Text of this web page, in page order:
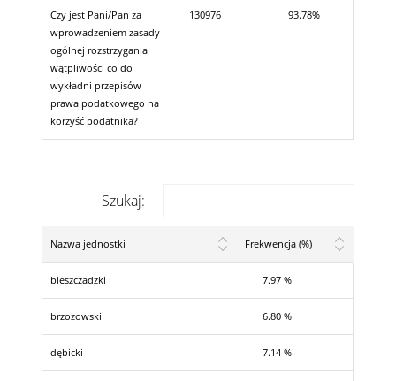
Czy jest Pani/Pan za
wprowadzeniem zasady
ogólnej rozstrzygania
wątpliwości co do
wykładni przepisów
prawa podatkowego na
korzyść podatnika?
130976 93.78%
Szukaj:
Nazwa jednostki Frekwencja (%)
bieszczadzki 7.97 %
brzozowski 6.80 %
dębicki 7.14 %